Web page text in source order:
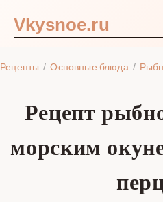
Vkysnoe.ru
Рецепты Основные блюда
Рецепт
морским